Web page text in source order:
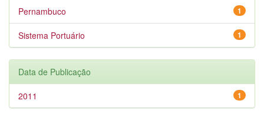
1
Pernambuco
1
Sistema Portuário
Data de Publicação
1
2011